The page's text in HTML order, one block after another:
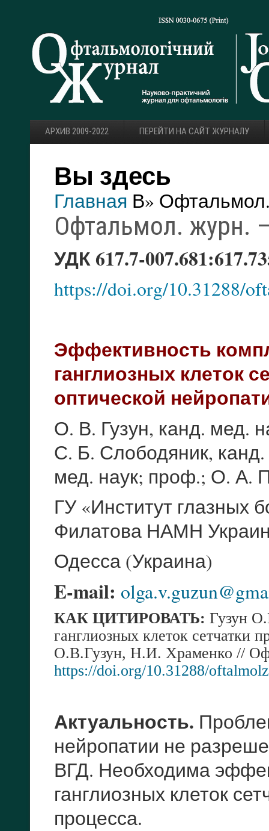
АРХИВ 2009-2022 ПЕРЕЙТИ НА САЙТ ЖУРНАЛУ
Вы здесь
Главная В»
Офтальмол. журн.
УДК 617.7-
https://doi.org/10.31288/
Эффективность
ганглиозных клеток
оптической
О. В. Гузун, канд. мед.
С. Б. Слободяник,
мед. наук; проф.; О. А.
ГУ «Институт глазных
Филатова НАМН
Одесса (Украина)
E-mail:
КАК ЦИТИРОВАТЬ: Гузун О.
ганглиозных клеток сетчатки
О.В.Гузун, Н.И. Храменко //
https://doi.org/10.31288/
Актуальность.
нейропатии не
ВГД. Необходима
ганглиозных клеток
процесса.